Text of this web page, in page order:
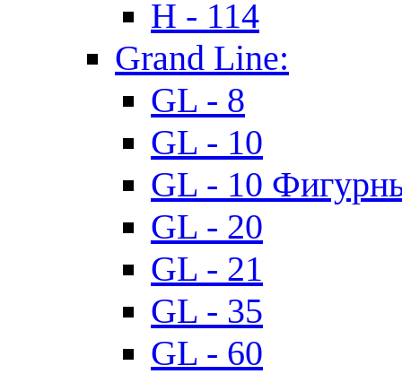
H - 114
Grand Line:
GL - 8
GL - 10
GL - 10
GL - 20
GL - 21
GL - 35
GL - 60